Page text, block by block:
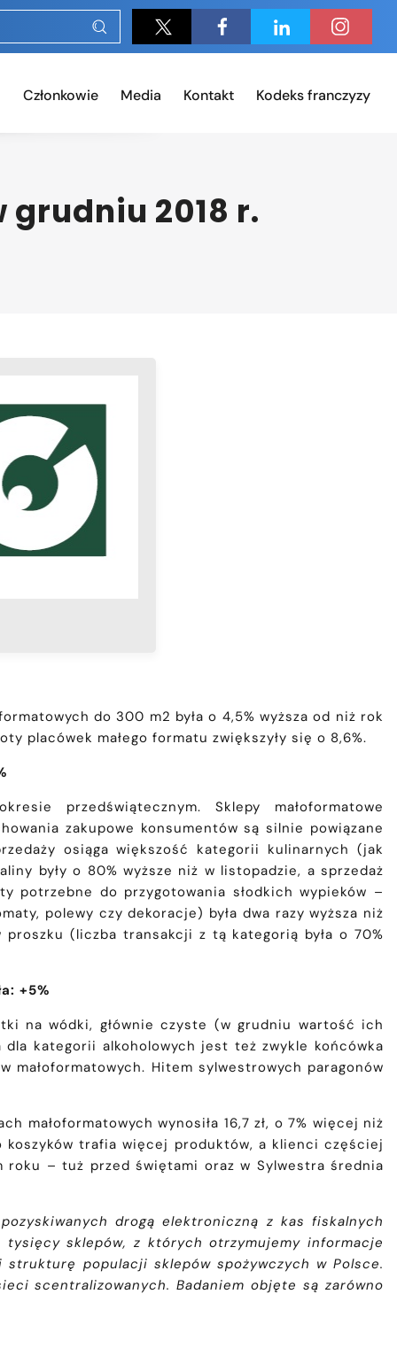
Członkowie Media Kontakt Kodeks franczyzy
2018 r.
do 300 m2 była o 4,5% wyższa od niż rok
placówek małego formatu zwiększyły się o 8,6%.
przedświątecznym. Sklepy małoformatowe
zakupowe konsumentów są silnie powiązane
osiąga większość kategorii kulinarnych (jak
były o 80% wyższe niż w listopadzie, a sprzedaż
potrzebne do przygotowania słodkich wypieków –
polewy czy dekoracje) była dwa razy wyższa niż
(liczba transakcji z tą kategorią była o 70%
+5%
na wódki, głównie czyste (w grudniu wartość ich
kategorii alkoholowych jest też zwykle końcówka
małoformatowych. Hitem sylwestrowych paragonów
małoformatowych wynosiła 16,7 zł, o 7% więcej niż
trafia więcej produktów, a klienci częściej
roku – tuż przed świętami oraz w Sylwestra średnia
drogą elektroniczną z kas fiskalnych
tysięcy sklepów, z którychotrzymujemy informacje
populacji sklepów spożywczych w Polsce.
scentralizowanych. Badaniem objęte są zarówno